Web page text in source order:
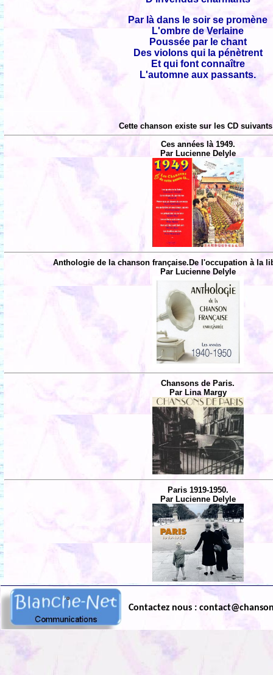
Par là dans le soir se promène
L'ombre de Verlaine
Poussée par le chant
Des violons qui la pénètrent
Et qui font connaître
L'automne aux passants.
Cette chanson existe sur les CD
Ces années là 1949.
Par Lucienne Delyle
Anthologie de la chanson française.De l'occupation à la
Par Lucienne Delyle
Chansons de Paris.
Par Lina Margy
Paris 1919-1950.
Par Lucienne Delyle
Contactez nous :